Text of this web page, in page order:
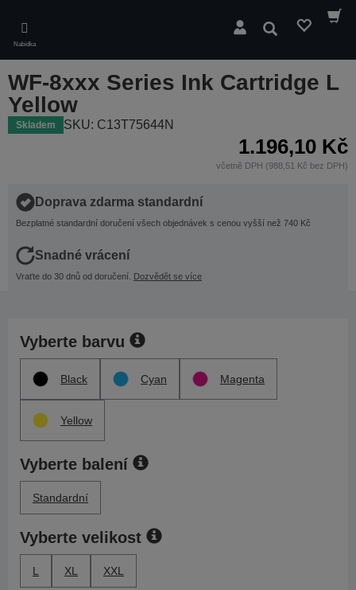
main
content
Nabídka
Hledat
WF-8xxx Series Ink Cartridge L
Yellow
Skladem SKU: C13T75644N
1.196,10 Kč
včetně DPH (988,51 Kč bez DPH)
Doprava zdarma standardní
Bezplatné standardní doručení všech objednávek s cenou vyšší než 740 Kč
Snadné vrácení
Vraťte do 30 dnů od doručení. Dozvědět se více
Vyberte barvu
Black Cyan Magenta
Yellow
Vyberte balení
Standardní
Vyberte velikost
L XL XXL